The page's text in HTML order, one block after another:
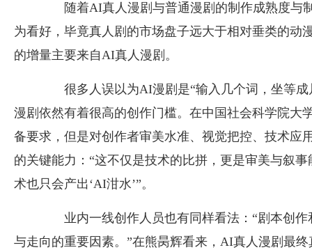
随着AI真人漫剧与普通漫剧的制作成熟度与
为看好，毕竟真人剧的市场盘子远大于相对垂类的动
的增量主要来自AI真人漫剧。
很多人误以为AI漫剧是“输入几个词，坐等成
漫剧依然有着很高的创作门槛。在中国社会科学院大
备要求，但是对创作者审美水准、视觉把控、技术
的关键能力：“这不仅是技术的比拼，更是审美与叙
术也只会产出‘AI泔水’”。
业内一线创作人员也有同样看法：“剧本创作
与走向的重要因素。”在熊昺辉看来，AI真人漫剧最